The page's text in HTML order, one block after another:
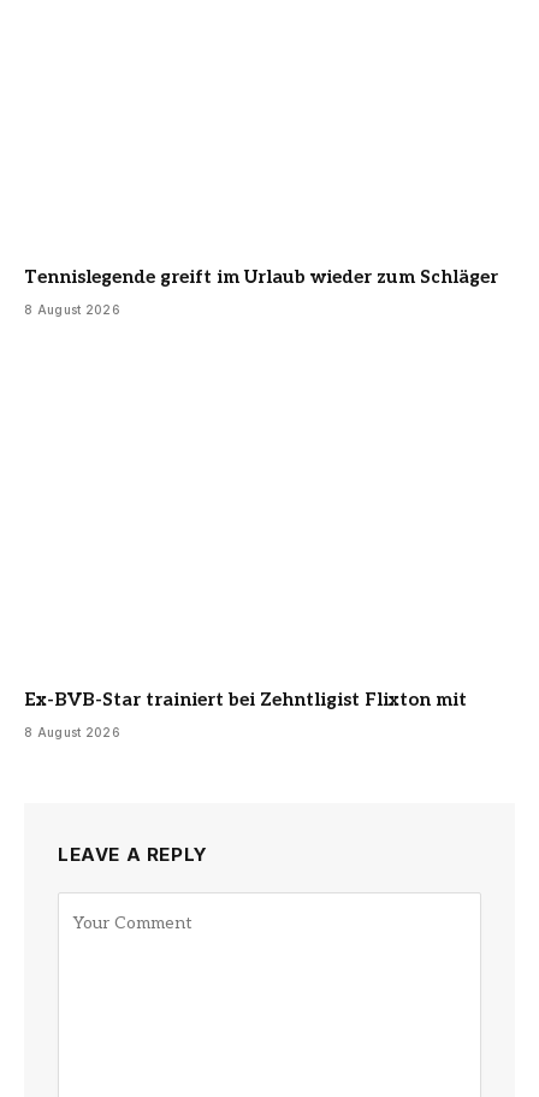
Tennislegende greift im Urlaub wieder zum Schläger
8 August 2026
Ex-BVB-Star trainiert bei Zehntligist Flixton mit
8 August 2026
LEAVE A REPLY